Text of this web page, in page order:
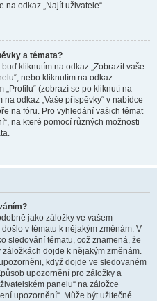
na odkaz „Najít uživatele“.
a témata?
kliknutím na odkaz „Zobrazit vaše
nebo kliknutím na odkaz
„Profilu“ (zobrazí se po kliknutí na
odkaz „Vaše příspěvky“ v nabídce
na fóru. Pro vyhledání vašich témat
na které pomocí různých možnosti
jako záložky ve vašem
v tématu k nějakým změnám. V
sledování tématu, což znamená, že
dojde k nějakým změnám.
když dojde ve sledovaném
upozornění pro záložky a
panelu“ na záložce
upozornění“. Může být užitečné